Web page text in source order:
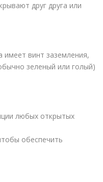
друг друга или
имеет винт заземления,
зеленый или голый)
любых открытых
обеспечить